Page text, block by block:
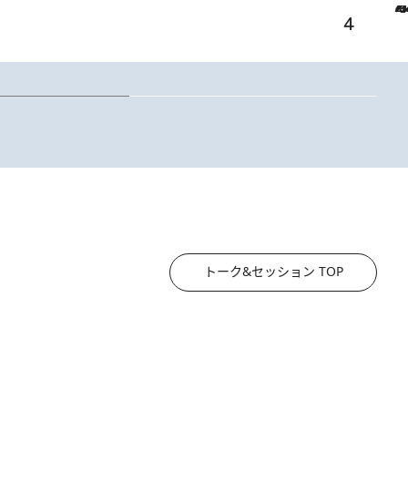
オー
トーク&セッション TOP